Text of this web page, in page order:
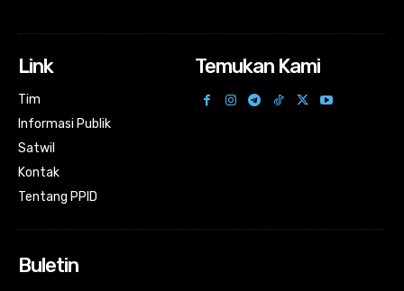
Link
Tim
Informasi Publik
Satwil
Kontak
Tentang PPID
Temukan Kami
Buletin